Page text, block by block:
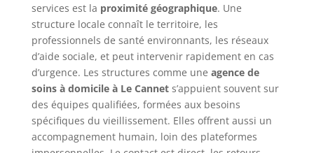
services est la proximité géographique. Une
structure locale connaît le territoire, les
professionnels de santé environnants, les réseaux
d’aide sociale, et peut intervenir rapidement en cas
d’urgence. Les structures comme une agence de
soins à domicile à Le Cannets’appuient souvent sur
des équipes qualifiées, formées aux besoins
spécifiques du vieillissement. Elles offrent aussi un
accompagnement humain, loin des plateformes